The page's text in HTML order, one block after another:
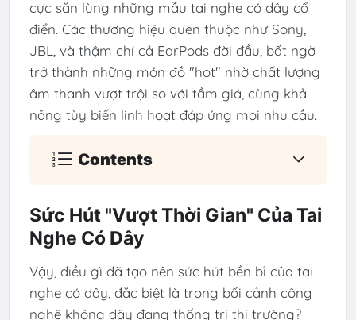
cực săn lùng những mẫu tai nghe có dây cổ
điển. Các thương hiệu quen thuộc như Sony,
JBL, và thậm chí cả EarPods đời đầu, bất ngờ
trở thành những món đồ "hot" nhờ chất lượng
âm thanh vượt trội so với tầm giá, cùng khả
năng tùy biến linh hoạt đáp ứng mọi nhu cầu.
Contents
Sức Hút "Vượt Thời Gian" Của Tai
Nghe Có Dây
Vậy, điều gì đã tạo nên sức hút bền bỉ của tai
nghe có dây, đặc biệt là trong bối cảnh công
nghệ không dây đang thống trị thị trường?